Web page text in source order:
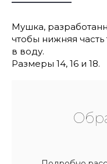
Мушка,
чтобы нижняя
в воду.
Размеры 14, 16 и 18.